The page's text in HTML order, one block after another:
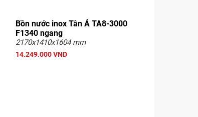
Bồn nước inox Tân Á TA8-3000
F1340 ngang
2170x1410x1604 mm
14.249.000 VND